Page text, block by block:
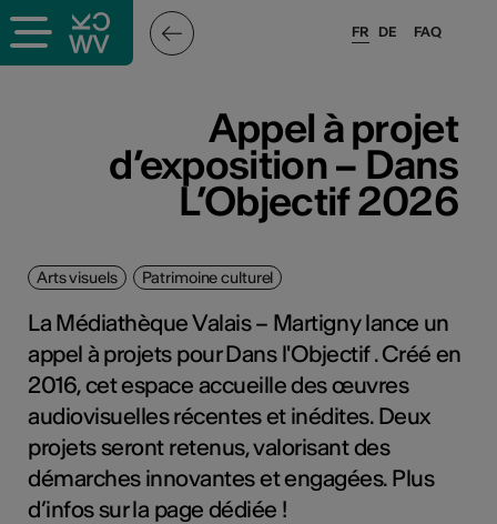
FAQ
FR DE
Appel à projet
d’exposition – Dans
L’Objectif 2026
Arts visuels Patrimoine culturel
La Médiathèque Valais – Martigny lance un
appel à projets pour Dans l'Objectif . Créé en
2016, cet espace accueille des œuvres
audiovisuelles récentes et inédites. Deux
projets seront retenus, valorisant des
démarches innovantes et engagées. Plus
d’infos sur la page dédiée !